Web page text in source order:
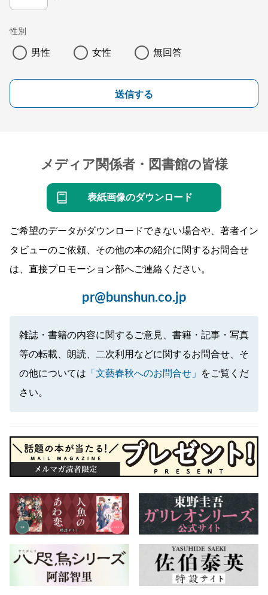
性別
男性 女性 無回答
送信する
メディア関係者・図書館の皆様
表紙画像のダウンロード
ご希望のデータがダウンロードできない場合や、著者イン
タビューのご依頼、その他の本の紹介に関するお問合せ
は、直接プロモーション部へご連絡ください。
pr@bunshun.co.jp
雑誌・書籍の内容に関するご意見、書籍・記事・写真
等の転載、朗読、二次利用などに関するお問合せ、そ
の他については 「文藝春秋へのお問合せ」
をご覧くだ
さい。